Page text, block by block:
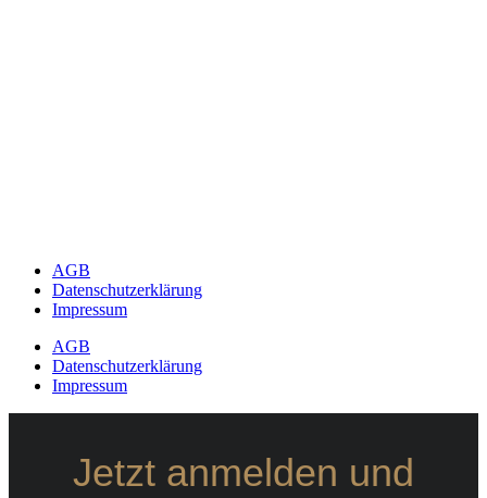
AGB
Datenschutzerklärung
Impressum
AGB
Datenschutzerklärung
Impressum
Jetzt anmelden und